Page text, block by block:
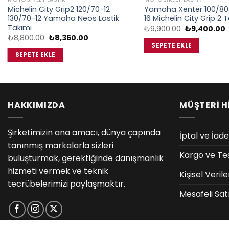
Michelin City Grip2 120/70-12
130/70-12 Yamaha Neos Lastik
Takımı
₺8,800.00 Orijinal
fiyat:
₺8,800.00.
₺8,360.00
SEPETE EKLE
Yamaha Xenter 100/
16 Michelin City Grip 2
₺9,900.00 Orijinal
fiyat:
₺9,900.00.
₺9,400.00Şu
SEPETE EKLE
HAKKIMIZDA
Şirketimizin ana amacı, dünya çapında
tanınmış markalarla sizleri
buluşturmak, gerektiğinde danışmanlık
hizmeti vermek ve teknik
tecrübelerimizi paylaşmaktır.
MÜŞTERİ
İptal ve
Kargo ve
Kişisel
Mesafeli